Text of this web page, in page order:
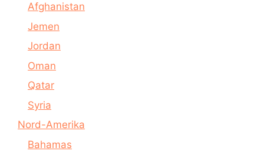
Afghanistan
Jemen
Jordan
Oman
Qatar
Syria
Nord-Amerika
Bahamas